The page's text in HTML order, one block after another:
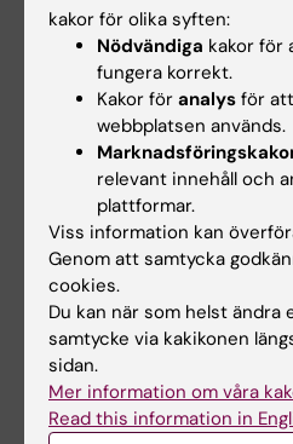
gott om tid att mingla
och hämta ut den
Varm välkomna alla nya
Student
Fysioterapeutprogrammet
Sjuksköterskeprogrammet
Uppdaterad av:
Emma Karlsson 2026-01-28
kakor för olika syften:
Nödvändiga kakor för
fungera korrekt.
Kakor för analys för
webbplatsen används.
relevant innehåll och
plattformar.
Viss information kan
Genom att samtycka
cookies.
Du kan när som helst ändra
samtycke via kakikonen
sidan.
Mer information om våra
Read this information in